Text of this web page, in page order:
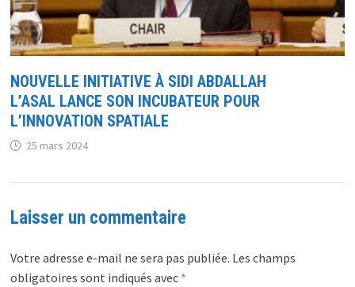
NOUVELLE INITIATIVE À SIDI ABDALLAH
L’ASAL LANCE SON INCUBATEUR POUR
L’INNOVATION SPATIALE
25 mars 2024
Laisser un commentaire
Votre adresse e-mail ne sera pas publiée. Les champs
obligatoires sont indiqués avec *